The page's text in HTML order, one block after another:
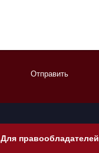
Отправить
Для правообладателей